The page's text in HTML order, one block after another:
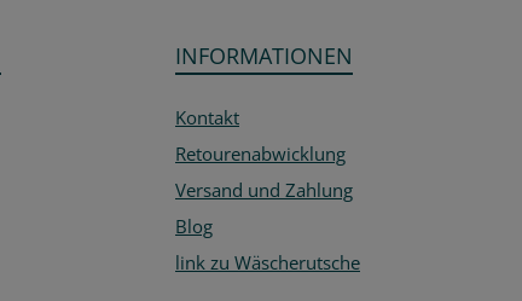
INFORMATIONEN
Kontakt
Retourenabwicklung
Versand und Zahlung
Blog
link zu Wäscherutsche